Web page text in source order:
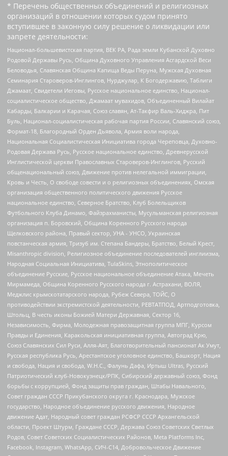
* Перечень общественных объединений и религиозных
организаций в отношении которых судом принято
вступившее в законную силу решение о ликвидации или
запрете деятельности:
Национал-большевистская партия, ВЕК РА, Рада земли Кубанской Духовно
Родовой Державы Русь, Община Духовного Управления Асгардской Веси
Беловодья, Славянская Община Капища Веды Перуна, Мужская Духовная
Семинария Староверов-Инглингов, Нурджулар, К Богодержавию, Таблиги
Джамаат, Свидетели Иеговы, Русское национальное единство, Национал-
социалистическое общество, Джамаат мувахидов, Объединенный Вилайат
Кабарды, Балкарии и Карачая, Союз славян, Ат-Такфир Валь-Хиджра, Пит
Буль, Национал-социалистическая рабочая партия России, Славянский союз,
Формат-18, Благородный Орден Дьявола, Армия воли народа,
Национальная Социалистическая Инициатива города Череповца, Духовно-
Родовая Держава Русь, Русское национальное единство, Древнерусской
Инглистической церкви Православных Староверов-Инглингов, Русский
общенациональный союз, Движение против нелегальной иммиграции,
Кровь и Честь, О свободе совести и о религиозных объединениях, Омская
организация общественного политического движения Русское
национальное единство, Северное Братство, Клуб Болельщиков
Футбольного Клуба Динамо, Файзрахманисты, Мусульманская религиозная
организация п. Боровский, Община Коренного Русского народа
Щелковского района, Правый сектор, УНА - УНСО, Украинская
повстанческая армия, Тризуб им. Степана Бандеры, Братство, Белый Крест,
Misanthropic division, Религиозное объединение последователей инглиизма,
Народная Социальная Инициатива, TulaSkins, Этнополитическое
объединение Русские, Русское национальное объединение Атака, Мечеть
Мирмамеда, Община Коренного Русского народа г. Астрахани, ВОЛЯ,
Меджлис крымскотатарского народа, Рубеж Севера, ТОЙС, О
противодействии экстремистской деятельности, РЕВТАТПОД, Артподготовка,
Штольц, В честь иконы Божией Матери Державная, Сектор 16,
Независимость, Фирма, Молодежная правозащитная группа МПГ, Курсом
Правды и Единения, Каракольская инициативная группа, Автоград Крю,
Союз Славянских Сил Руси, Алля-Аят, Благотворительный пансионат Ак Умут,
Русская республика Русь, Арестантское уголовное единство, Башкорт, Нация
и свобода, Нация и свобода, W.H.С., Фалунь Дафа, Иртыш Ultras, Русский
Патриотический клуб-Новокузнецк/РПК, Сибирский державный союз, Фонд
борьбы с коррупцией, Фонд защиты прав граждан, Штабы Навального,
Совет граждан СССР Прикубанского округа г. Краснодара, Мужское
государство, Народное объединение русского движения, Народное
движение Адат, Народный совет граждан РСФСР СССР Архангельской
области, Проект Штурм, Граждане СССР, Держава Союз Советских Светлых
Родов, Совет Советских Социалистических Районов, Meta Platforms Inc,
Facebook, Instagram, WhatsApp, СИЧ-С14, Добровольческое Движение